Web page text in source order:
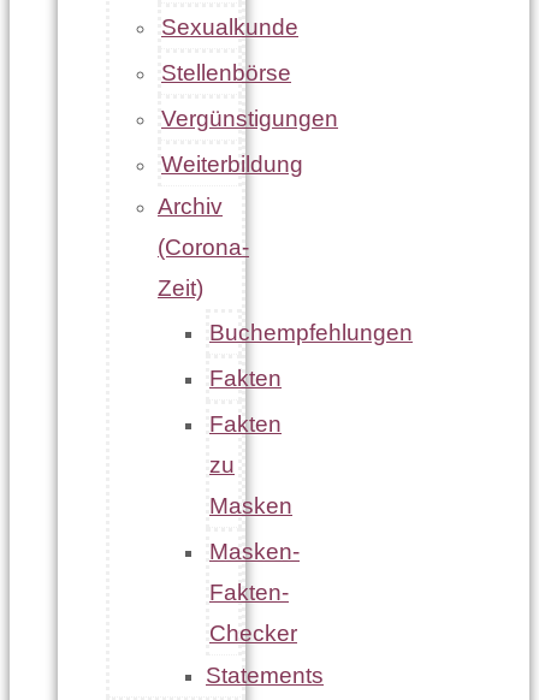
Sexualkunde
Stellenbörse
Vergünstigungen
Weiterbildung
Archiv
(Corona-
Zeit)
Buchempfehlungen
Fakten
Fakten
zu
Masken
Masken-
Fakten-
Checker
Statements